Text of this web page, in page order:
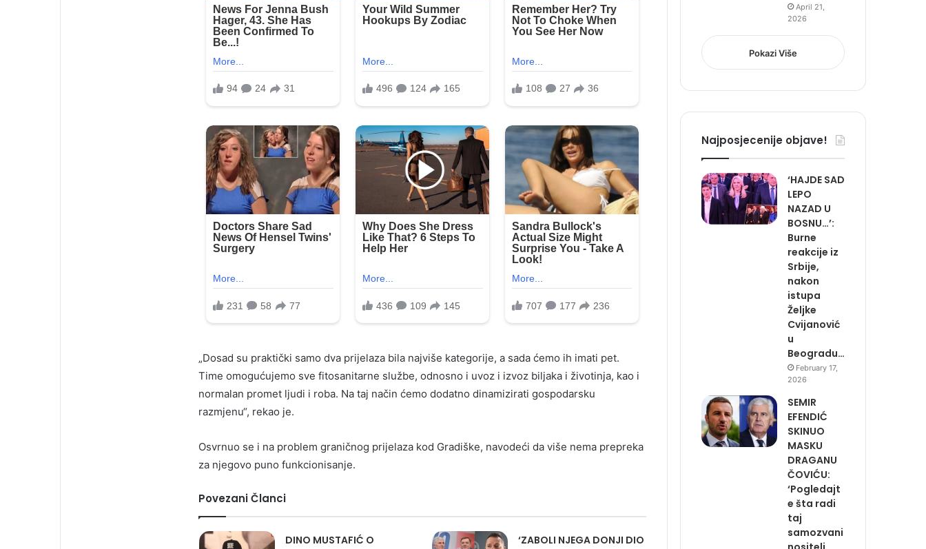
„Dosad su praktički samo dva prijelaza bila najviše kategorije, a sada ćemo ih imati pet.
Time omogućujemo sve fitosanitarne službe, odnosno i uvoz i izvoz biljaka i životinja, kao i
normalan promet ljudi i roba. Na taj način ćemo dodatno dinamizirati gospodarsku
razmjenu“, rekao je.
Osvrnuo se i na problem graničnog prijelaza kod Gradiške, navodeći da više nema prepreka
za njegovo puno funkcionisanje.
Povezani Članci
DINO MUSTAFIĆ O
‘ZABOLI NJEGA DONJI DIO
April 21,
2026
Pokazi Više
Najposjecenije objave!
‘HAJDE SAD
LEPO
NAZAD U
BOSNU…’:
Burne
reakcije iz
Srbije,
nakon
istupa
Željke
Cvijanović
u
Beogradu…
February 17,
2026
SEMIR
EFENDIĆ
SKINUO
MASKU
DRAGANU
ČOVIĆU:
‘Pogledajt
e šta radi
taj
samozvani